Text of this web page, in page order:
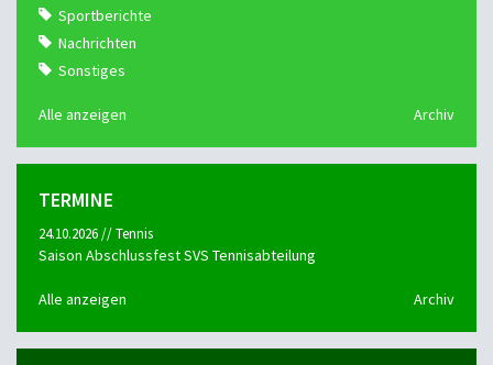
Sportberichte
Nachrichten
Sonstiges
Alle anzeigen Archiv
TERMINE
24.10.2026 // Tennis
Saison Abschlussfest SVS Tennisabteilung
Alle anzeigen Archiv